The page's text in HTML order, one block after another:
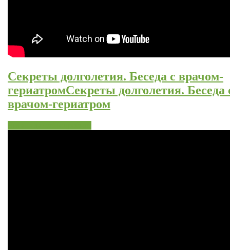
Секреты долголетия. Беседа с врачом-
гериатромСекреты долголетия. Беседа
врачом-гериатром